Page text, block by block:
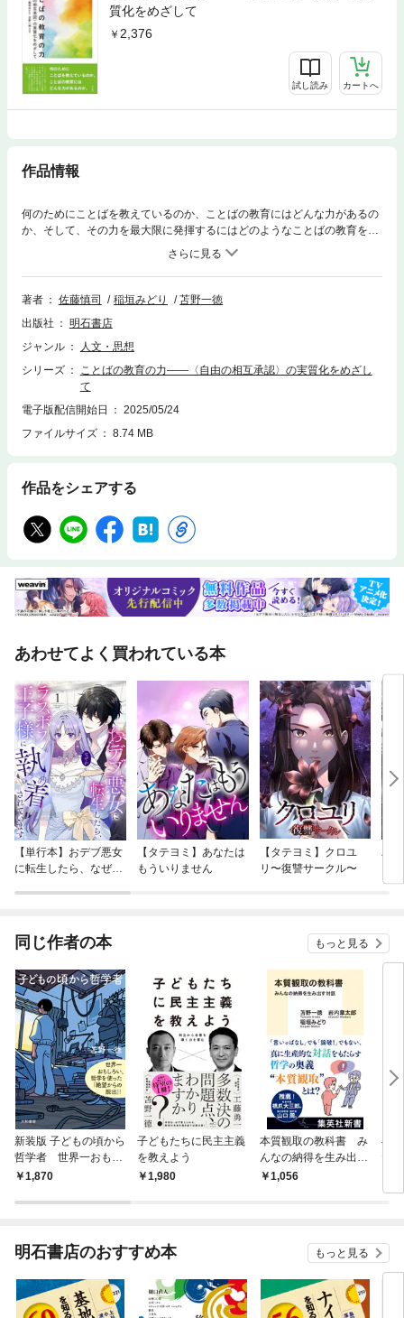
質化をめざして
2,376
試し読み カートへ
作品情報
何のためにことばを教えているのか、ことばの教育にはどんな力があるの
か、そして、その力を最大限に発揮するにはどのようなことばの教育を構
想したらよいのだろうか。公教育の本質を〈自由の相互承認〉（一人ひと
りが〈自由〉になるためには、その一人ひとりが他者の〈自由〉もまた承
認すること」）の原理におき、それをことばの教育・研究や言語政策がど
う扱ってきたのかを検証した上でこの原理をどう実質化していけるのかを
著者 佐藤慎司 稲垣みどり
苫野一徳
出版社
明石書店
ジャンル
人文・思想
シリーズ
ことばの教育の力――〈自由の相互承認〉の実質化をめざし
て
電子版配信開始日
2025/05/24
ファイルサイズ
8.74 MB
作品をシェアする
あわせてよく買われている本
【単行本】おデブ悪女
に転生したら、なぜか
【タテヨミ】あなたは
もういりません
【タテヨミ】クロユ
リ〜復讐サークル〜
バ
今
同じ作者の本 もっと見る
新装版 子どもの頃から
哲学者 世界一おもし
ろい、哲学を使った
1,870
子どもたちに民主主義
を教えよう
1,980
本質観取の教科書 み
んなの納得を生み出す
対話1,056
与
た
処
明石書店のおすすめ本 もっと見る